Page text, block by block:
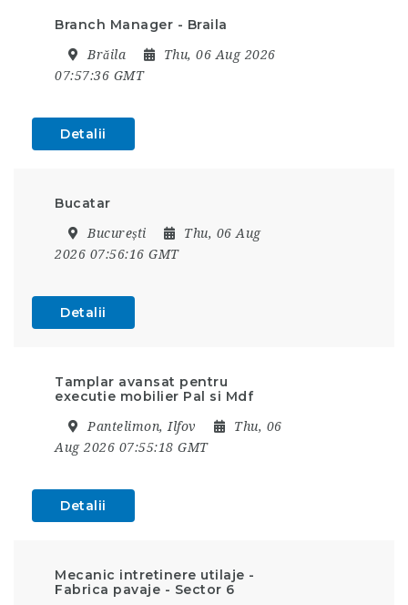
Branch Manager - Braila
Brăila
Thu, 06 Aug 2026
07:57:36 GMT
Detalii
Bucatar
București
Thu, 06 Aug
2026 07:56:16 GMT
Detalii
Tamplar avansat pentru
executie mobilier Pal si Mdf
Pantelimon, Ilfov
Thu, 06
Aug 2026 07:55:18 GMT
Detalii
Mecanic intretinere utilaje -
Fabrica pavaje - Sector 6